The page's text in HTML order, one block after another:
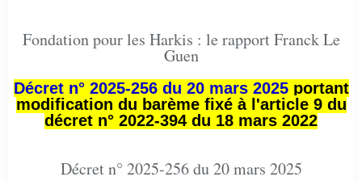
Fondation pour les Harkis : le rapport Franck Le
Guen
Décret n° 2025-256 du 20 mars 2025portant
modification du barème fixé à l'article 9 du
décret n° 2022-394 du 18 mars 2022
Décret n° 2025-256 du 20 mars 2025